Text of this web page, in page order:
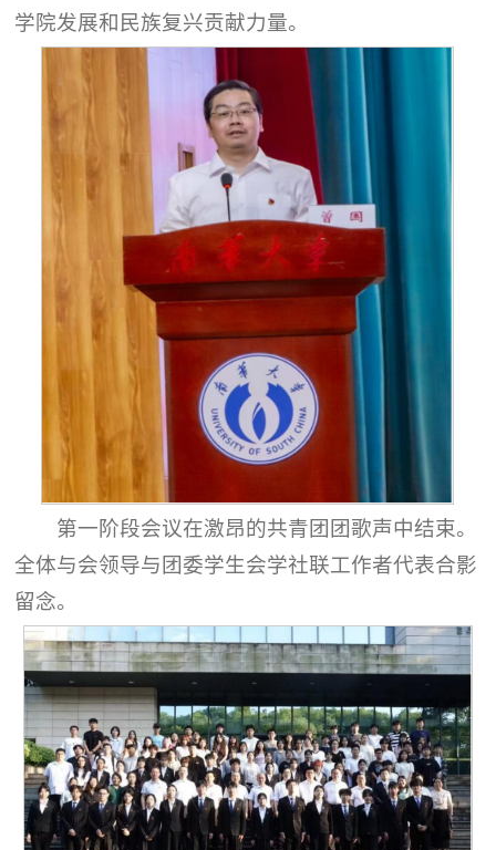
学院发展和民族复兴贡献力量。
第一阶段会议在激昂的共青团团歌声中结束。
全体与会领导与团委学生会学社联工作者代表合影
留念。